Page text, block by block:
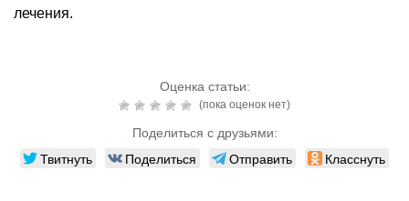
лечения.
Оценка статьи:
(пока оценок нет)
Поделиться с друзьями:
Твитнуть Поделиться Отправить Класснуть